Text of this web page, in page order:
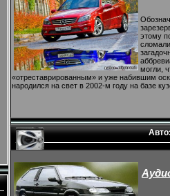
этому
могли,
«отреставрированным» и уже набившим
народился на свет в 2002-м году на базе